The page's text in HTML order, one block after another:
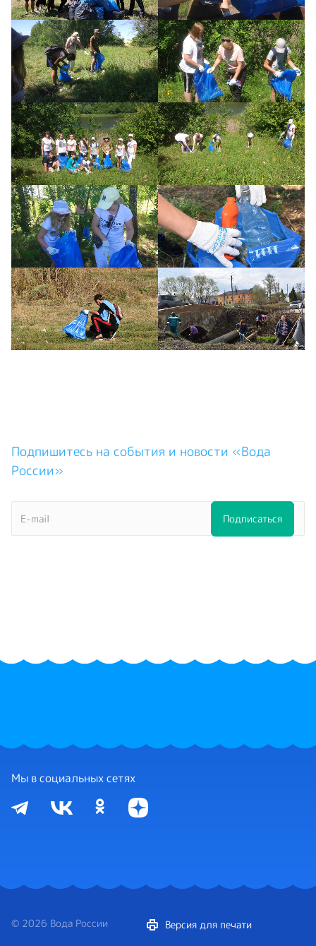
Подпишитесь на события и новости «Вода
России»
Мы в социальных сетях
© 2026 Вода России Версия для печати